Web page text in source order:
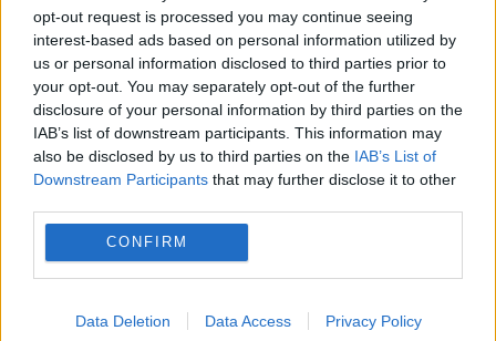
opt-out request is processed you may continue seeing
interest-based ads based on personal information utilized by
us or personal information disclosed to third parties prior to
your opt-out. You may separately opt-out of the further
disclosure of your personal information by third parties on the
IAB’s list of downstream participants. This information may
also be disclosed by us to third parties on the IAB’s List of
Downstream Participants that may further disclose it to other
CONFIRM
Data Deletion Data Access Privacy Policy
1 OCTOMBRIE 2015
Teatrul Național din Timișoara este singurul
teatru din România care are în repertoriu
un spectacol Disney. Cu 9 nominalizări la
premiile Tony și un trofeu câștigat,
musicalul Frumoasa și Bestia...